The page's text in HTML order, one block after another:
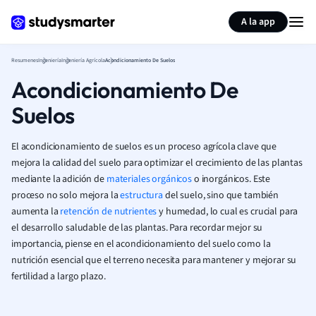
A la app
ResumenesIngenieríaIngeniería AgrícolaAcondicionamiento De Suelos
Acondicionamiento De
Suelos
El acondicionamiento de suelos es un proceso agrícola clave que
mejora la calidad del suelo para optimizar el crecimiento de las plantas
mediante la adición de materiales orgánicoso inorgánicos. Este
proceso no solo mejora laestructura del suelo, sino que también
aumenta la retención de nutrientesy humedad, lo cual es crucial para
el desarrollo saludable de las plantas. Para recordar mejor su
importancia, piense en el acondicionamiento del suelo como la
nutrición esencial que el terreno necesita para mantener y mejorar su
fertilidad a largo plazo.
Resumir página